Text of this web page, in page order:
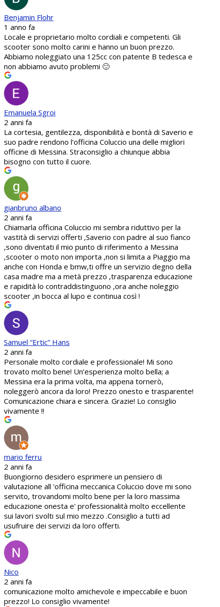
Benjamin Flohr
1 anno fa
Locale e proprietario molto cordiali e competenti. Gli
scooter sono molto carini e hanno un buon prezzo.
Abbiamo noleggiato una 125cc con patente B tedesca e
non abbiamo avuto problemi 🙂
Emanuela Sgroi
2 anni fa
La cortesia, gentilezza, disponibilità e bontà di Saverio e
suo padre rendono l’officina Coluccio una delle migliori
officine di Messina. Straconsiglio a chiunque abbia
bisogno con tutto il cuore.
gianbruno albano
2 anni fa
Chiamarla officina Coluccio mi sembra riduttivo per la
vastità di servizi offerti ,Saverio con padre al suo fianco
,sono diventati il mio punto di riferimento a Messina
,scooter o moto non importa ,non si limita a Piaggio ma
anche con Honda e bmw,ti offre un servizio degno della
casa madre ma a metà prezzo ,trasparenza educazione
e rapidità lo contraddistinguono ,ora anche noleggio
scooter ,in bocca al lupo e continua così !
Samuel “Ertic” Hans
2 anni fa
Personale molto cordiale e professionale! Mi sono
trovato molto bene! Un’esperienza molto bella; a
Messina era la prima volta, ma appena tornerò,
noleggerò ancora da loro! Prezzo onesto e trasparente!
Comunicazione chiara e sincera. Grazie! Lo consiglio
vivamente !!
mario ferru
2 anni fa
Buongiorno desidero esprimere un pensiero di
valutazione all 'officina meccanica Coluccio dove mi sono
servito, trovandomi molto bene per la loro massima
educazione onesta e' professionalità molto eccellente
sui lavori svolti sul mio mezzo .Consiglio a tutti ad
usufruire dei servizi da loro offerti.
Nico
2 anni fa
comunicazione molto amichevole e impeccabile e buon
prezzo! Lo consiglio vivamente!